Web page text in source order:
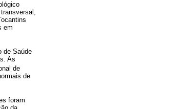
em
de Saúde
As
de
de
foram